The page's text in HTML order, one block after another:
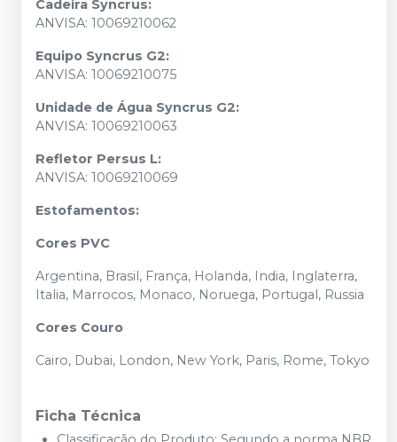
Cadeira Syncrus:
ANVISA: 10069210062
Equipo Syncrus G2:
ANVISA: 10069210075
Unidade de Água Syncrus G2:
ANVISA: 10069210063
Refletor Persus L:
ANVISA: 10069210069
Estofamentos:
Cores PVC
Argentina, Brasil, França, Holanda, India, Inglaterra,
Italia, Marrocos, Monaco, Noruega, Portugal, Russia
Cores Couro
Cairo, Dubai, London, New York, Paris, Rome, Tokyo
Ficha Técnica